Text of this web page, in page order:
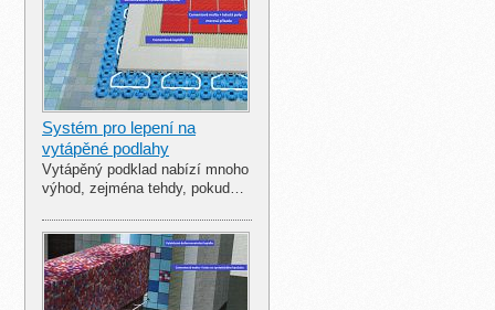
Systém pro lepení na
vytápěné podlahy
Vytápěný podklad nabízí mnoho
výhod, zejména tehdy, pokud…